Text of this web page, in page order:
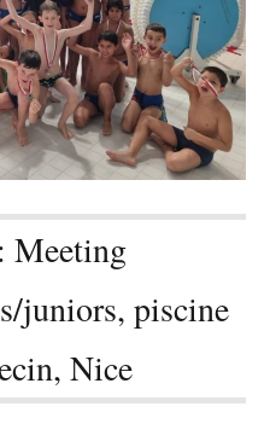
Meeting
juniors, piscine
Nice